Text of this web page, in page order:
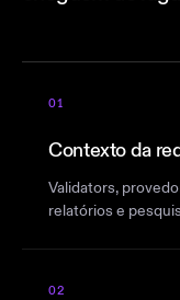
01
Contexto da
Validators,
relatórios e
02